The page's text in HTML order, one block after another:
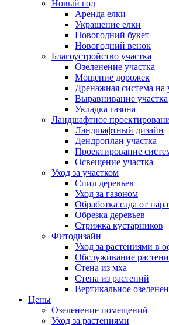
Новый год
Аренда елки
Украшение елки
Новогодний букет
Новогодний венок
Благоустройство участка
Озеленение участка
Мощение дорожек
Дренажная система на
Выравнивание участка
Укладка газона
Ландшафтное
Ландшафтный дизайн
Дендроплан участка
Проектирование
Освещение участка
Уход за участком
Спил деревьев
Уход за газоном
Обработка сада от
Обрезка деревьев
Стрижка кустарников
Фитодизайн
Уход за растениями в
Обслуживание
Стена из мха
Стена из растений
Вертикальное
Цены
Озеленение помещений
Уход за растениями